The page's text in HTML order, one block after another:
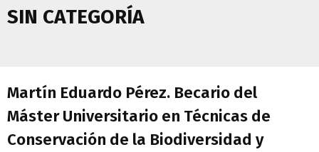
SIN CATEGORÍA
Martín Eduardo Pérez. Becario del
Máster Universitario en Técnicas de
Conservación de la Biodiversidad y